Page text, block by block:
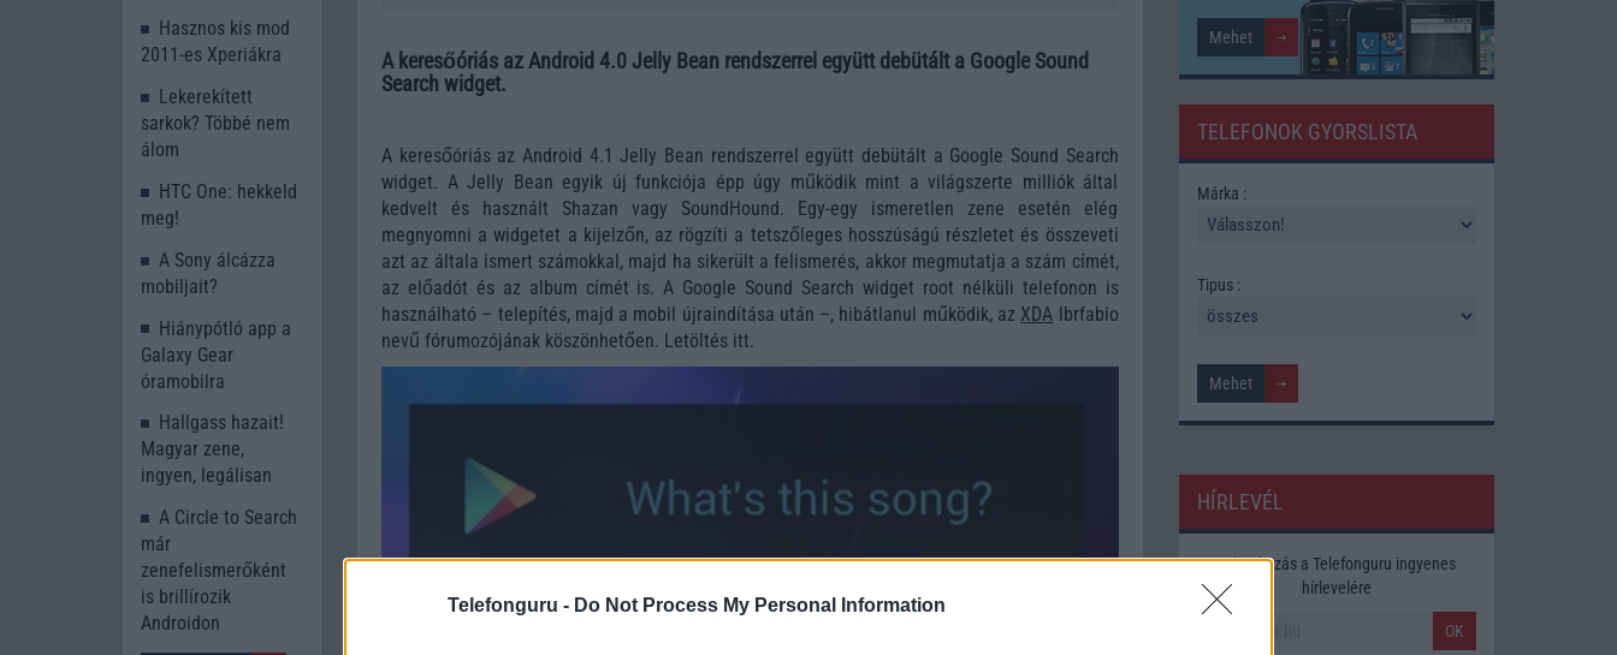
Telefonguru - Do Not Process My Personal Information
A keresőóriás az Android 4.0 Jelly Bean rendszerrel együtt debütált a Google Sound
Search widget.
A keresőóriás az Android 4.1 Jelly Bean rendszerrel együtt debütált a Google Sound Search
widget. A Jelly Bean egyik új funkciója épp úgy működik mint a világszerte milliók által
kedvelt és használt Shazan vagy SoundHound. Egy-egy ismeretlen zene esetén elég
megnyomni a widgetet a kijelzőn, az rögzíti a tetszőleges hosszúságú részletet és összeveti
azt az általa ismert számokkal, majd ha sikerült a felismerés, akkor megmutatja a szám címét,
az előadót és az album címét is. A Google Sound Search widget root nélküli telefonon is
használható – telepítés, majd a mobil újraindítása után –, hibátlanul működik, az XDA lbrfabio
nevű fórumozójának köszönhetően. Letöltés itt.
Hasznos kis mod
2011-es Xperiákra
Lekerekített
sarkok? Többé nem
álom
HTC One: hekkeld
meg!
A Sony álcázza
mobiljait?
Hiánypótló app a
Galaxy Gear
óramobilra
Hallgass hazait!
Magyar zene,
ingyen, legálisan
A Circle to Search
már
zenefelismerőként
is brillírozik
Androidon
TELEFONOK GYORSLISTA
Márka :
Tipus :
HÍRLEVÉL
Feliratkozás a Telefonguru ingyenes
hírlevelére
OK